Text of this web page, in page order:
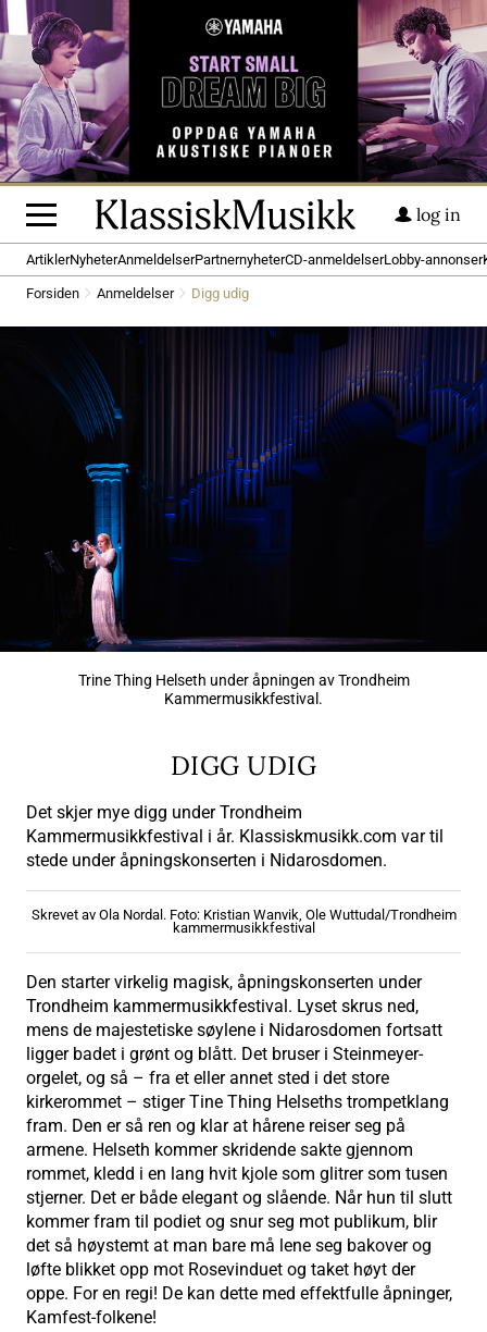
log in
ArtiklerNyheterAnmeldelserPartnernyheterCD-anmeldelserLobby-annonser
Forsiden Anmeldelser Digg udig
Trine Thing Helseth under åpningen av Trondheim
Kammermusikkfestival.
DIGG UDIG
Det skjer mye digg under Trondheim
Kammermusikkfestival i år. Klassiskmusikk.com var til
stede under åpningskonserten i Nidarosdomen.
Skrevet av Ola Nordal. Foto: Kristian Wanvik, Ole Wuttudal/Trondheim
kammermusikkfestival
Den starter virkelig magisk, åpningskonserten under
Trondheim kammermusikkfestival. Lyset skrus ned,
mens de majestetiske søylene i Nidarosdomen fortsatt
ligger badet i grønt og blått. Det bruser i Steinmeyer-
orgelet, og så – fra et eller annet sted i det store
kirkerommet – stiger Tine Thing Helseths trompetklang
fram. Den er så ren og klar at hårene reiser seg på
armene. Helseth kommer skridende sakte gjennom
rommet, kledd i en lang hvit kjole som glitrer som tusen
stjerner. Det er både elegant og slående. Når hun til slutt
kommer fram til podiet og snur seg mot publikum, blir
det så høystemt at man bare må lene seg bakover og
løfte blikket opp mot Rosevinduet og taket høyt der
oppe. For en regi! De kan dette med effektfulle åpninger,
Kamfest-folkene!